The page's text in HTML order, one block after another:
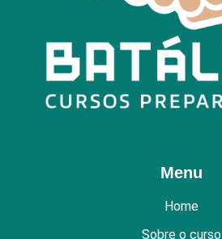
Menu
Home
Sobre o curso